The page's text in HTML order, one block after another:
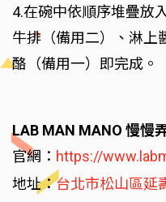
4.在碗中依順序堆疊放
牛排（備用二）、淋上
酪（備用一）即完成。
LAB MAN MANO 慢慢
官網： https://
地址：台北市松山區延